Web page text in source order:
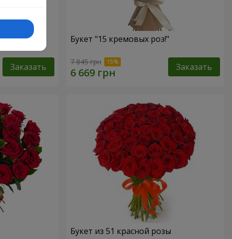
Заказать
Букет "15 кремовых роз!"
7 845 грн Заказать
Букет из 51 красной розы